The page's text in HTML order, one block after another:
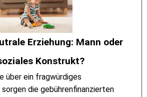
Erziehung: Mann oder
Konstrukt?
über ein fragwürdiges
die gebührenfinanzierten